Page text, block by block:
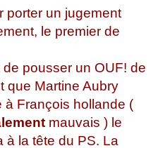
porter un jugement
le premier de
pousser un OUF! de
que Martine Aubry
à François hollande (
mauvais ) le
à la tête du PS. La